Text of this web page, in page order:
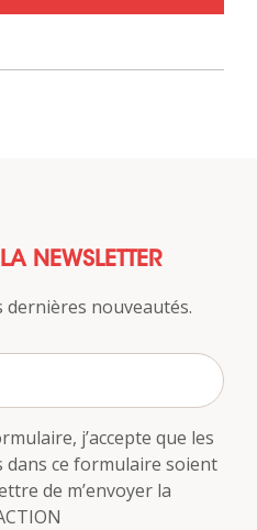
NEWSLETTER
dernières nouveautés.
j’accepte que les
ce formulaire soient
de m’envoyer la